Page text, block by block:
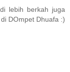
lebih berkah juga
DOmpet Dhuafa :)